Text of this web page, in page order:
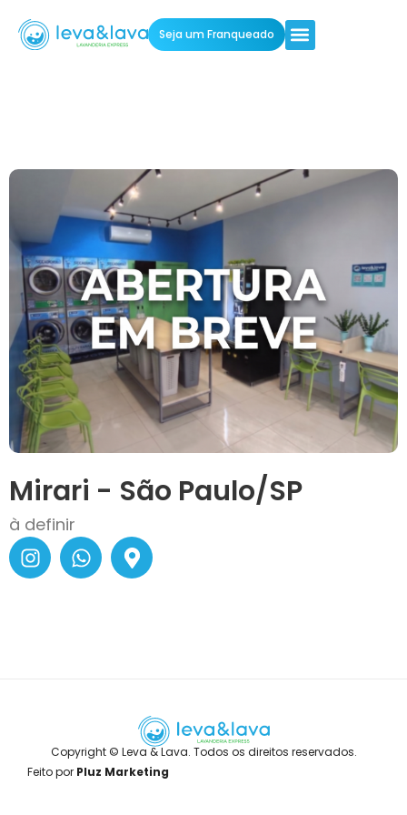
Seja um Franqueado
Mirari - São Paulo/SP
à definir
Copyright © Leva & Lava. Todos os direitos reservados.
Feito por Pluz Marketing